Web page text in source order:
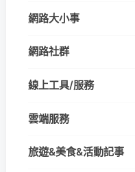
網路大小事
網路社群
線上工具/服務
雲端服務
旅遊&美食&活動記事